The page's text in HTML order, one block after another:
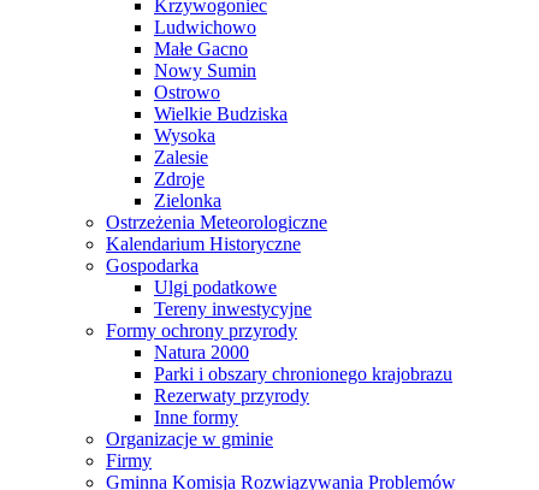
Krzywogoniec
Ludwichowo
Małe Gacno
Nowy Sumin
Ostrowo
Wielkie Budziska
Wysoka
Zalesie
Zdroje
Zielonka
Ostrzeżenia Meteorologiczne
Kalendarium Historyczne
Gospodarka
Ulgi podatkowe
Tereny inwestycyjne
Formy ochrony przyrody
Natura 2000
Parki i obszary chronionego krajobrazu
Rezerwaty przyrody
Inne formy
Organizacje w gminie
Firmy
Gminna Komisja Rozwiązywania Problemów